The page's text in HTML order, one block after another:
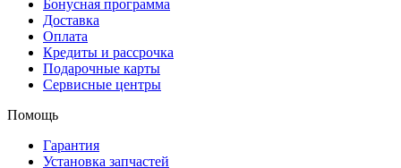
Бонусная программа
Доставка
Оплата
Кредиты и рассрочка
Подарочные карты
Сервисные центры
Помощь
Гарантия
Установка запчастей